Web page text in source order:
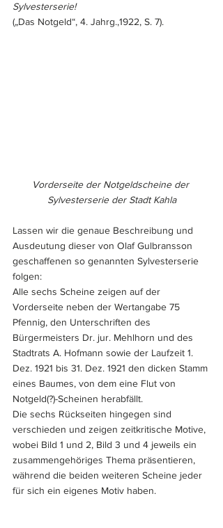
Sylvesterserie!
(„Das Notgeld“, 4. Jahrg.,1922, S. 7).
Vorderseite der Notgeldscheine der
Sylvesterserie der Stadt Kahla
Lassen wir die genaue Beschreibung und
Ausdeutung dieser von Olaf Gulbransson
geschaffenen so genannten Sylvesterserie
folgen:
Alle sechs Scheine zeigen auf der
Vorderseite neben der Wertangabe 75
Pfennig, den Unterschriften des
Bürgermeisters Dr. jur. Mehlhorn und des
Stadtrats A. Hofmann sowie der Laufzeit 1.
Dez. 1921 bis 31. Dez. 1921 den dicken Stamm
eines Baumes, von dem eine Flut von
Notgeld(?)-Scheinen herabfällt.
Die sechs Rückseiten hingegen sind
verschieden und zeigen zeitkritische Motive,
wobei Bild 1 und 2, Bild 3 und 4 jeweils ein
zusammengehöriges Thema präsentieren,
während die beiden weiteren Scheine jeder
für sich ein eigenes Motiv haben.